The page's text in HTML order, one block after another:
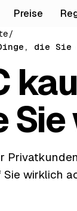
Preise
/
die
wirklich